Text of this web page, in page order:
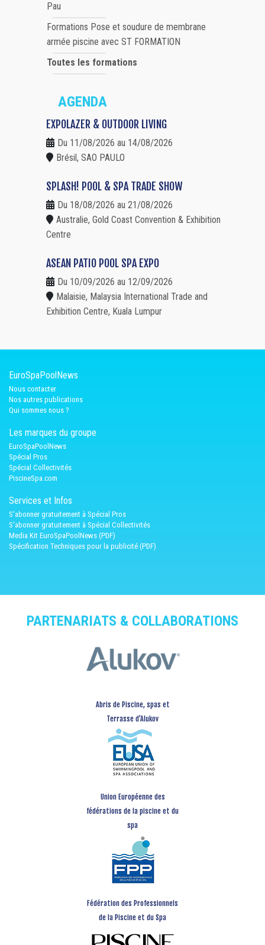
Pau
Formations Pose et soudure de membrane
armée piscine avec ST FORMATION
Toutes les formations
AGENDA
EXPOLAZER & OUTDOOR LIVING
Du 11/08/2026 au 14/08/2026
Brésil, SAO PAULO
SPLASH! POOL & SPA TRADE SHOW
Du 18/08/2026 au 21/08/2026
Australie, Gold Coast Convention & Exhibition
Centre
ASEAN PATIO POOL SPA EXPO
Du 10/09/2026 au 12/09/2026
Malaisie, Malaysia International Trade and
Exhibition Centre, Kuala Lumpur
EuroSpaPoolNews
Nous contacter
Nos autres publications
Qui sommes nous ?
Les marques du groupe
EuroSpaPoolNews
Spécial Pros
Spécial Collectivités
PiscineSpa.com
Services et Infos
S'abonner gratuitement à Spécial Pros
S'abonner gratuitement à Spécial Collectivités
Media Kit EuroSpaPoolNews (PDF)
Spécification Techniques pour la publicité (PDF)
PARTENARIATS & COLLABORATIONS
Abris de Piscine, spas et
Terrasse d’Alukov
Union Européenne des
fédérations de la piscine et du
spa
Fédération des Professionnels
de la Piscine et du Spa